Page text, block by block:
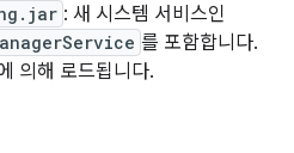
: 새 시스템 서비스인
를 포함합니다.
의해 로드됩니다.